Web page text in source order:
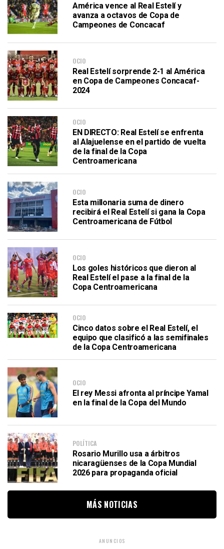
América vence al Real Estelí y
avanza a octavos de Copa de
Campeones de Concacaf
OCIO
Real Estelí sorprende 2-1 al América
en Copa de Campeones Concacaf-
2024
OCIO
EN DIRECTO: Real Estelí se enfrenta
al Alajuelense en el partido de vuelta
de la final de la Copa
Centroamericana
OCIO
Esta millonaria suma de dinero
recibirá el Real Estelí si gana la Copa
Centroamericana de Fútbol
OCIO
Los goles históricos que dieron al
Real Estelí el pase a la final de la
Copa Centroamericana
OCIO
Cinco datos sobre el Real Estelí, el
equipo que clasificó a las semifinales
de la Copa Centroamericana
OCIO
El rey Messi afronta al príncipe Yamal
en la final de la Copa del Mundo
POLÍTICA
Rosario Murillo usa a árbitros
nicaragüenses de la Copa Mundial
2026 para propaganda oficial
MÁS NOTICIAS
ANUNCIOS